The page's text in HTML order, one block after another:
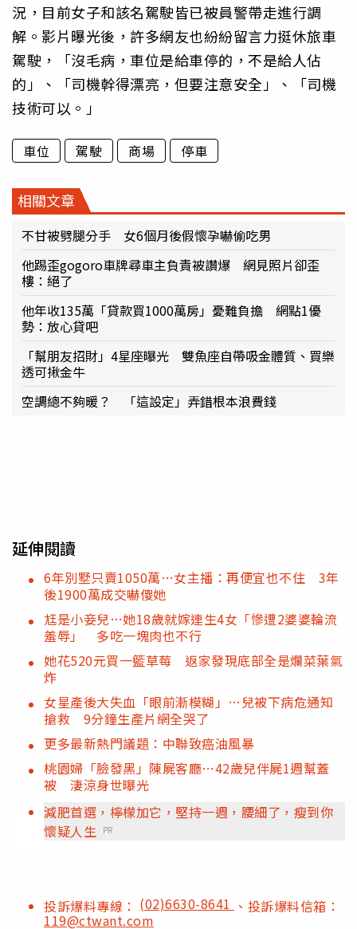
況，目前女子和該名駕駛皆已被員警帶走進行調
解。影片曝光後，許多網友也紛紛留言力挺休旅車
駕駛，「沒毛病，車位是給車停的，不是給人佔
的」、「司機幹得漂亮，但要注意安全」、「司機
技術可以。」
車位 駕駛 商場 停車
相關文章
不甘被劈腿分手 女6個月後假懷孕嚇偷吃男
他踢歪gogoro車牌尋車主負責被讚爆 網見照片卻歪
樓：絕了
他年收135萬「貸款買1000萬房」憂難負擔 網點1優
勢：放心貸吧
「幫朋友招財」4星座曝光 雙魚座自帶吸金體質、買樂
透可揪金牛
空調總不夠暖？ 「這設定」弄錯根本浪費錢
延伸閱讀
6年別墅只賣1050萬…女主播：再便宜也不住 3年
後1900萬成交嚇傻她
尪是小妾兒…她18歲就嫁連生4女「慘遭2婆婆輪流
羞辱」 多吃一塊肉也不行
她花520元買一籃草莓 返家發現底部全是爛菜葉氣
炸
女星產後大失血「眼前漸模糊」…兒被下病危通知
搶救 9分鐘生產片網全哭了
更多最新熱門議題：中聯致癌油風暴
桃園婦「臉發黑」陳屍客廳…42歲兒伴屍1週幫蓋
被 淒涼身世曝光
減肥首選，檸檬加它，堅持一週，腰細了，瘦到你
懷疑人生
PR
投訴爆料專線： (02)6630-8641 、投訴爆料信箱：
119@ctwant.com